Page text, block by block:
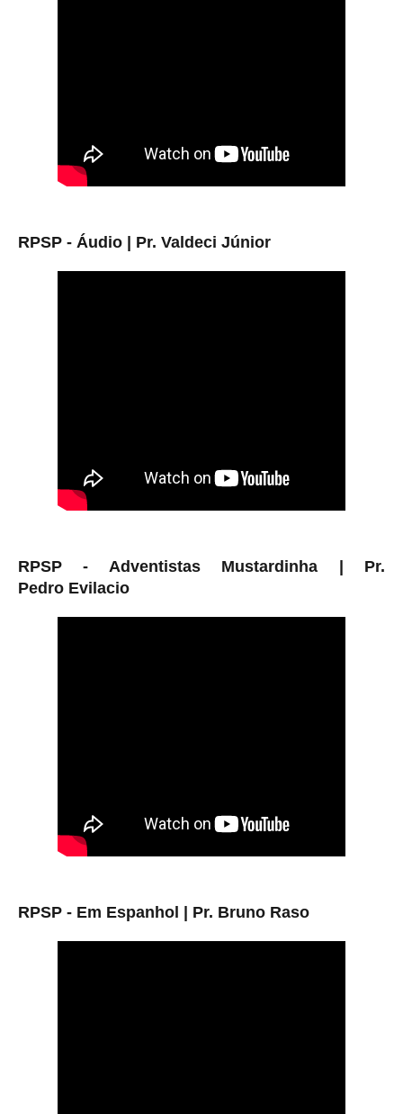
RPSP - Áudio | Pr. Valdeci Júnior
RPSP - Adventistas Mustardinha | Pr.
Pedro Evilacio
RPSP - Em Espanhol | Pr. Bruno Raso